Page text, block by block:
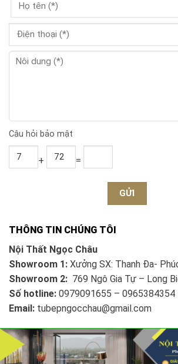
Câu hỏi bảo mật
+ =
THÔNG TIN CHÚNG TÔI
Nội Thất Ngọc Châu
Showroom 1: Xưởng SX: Thanh Đa-
Showroom 2: 769 Ngô Gia Tự – Long
Số hotline: 0979091655 – 0965384354
Email: tubepngocchau@gmail.com